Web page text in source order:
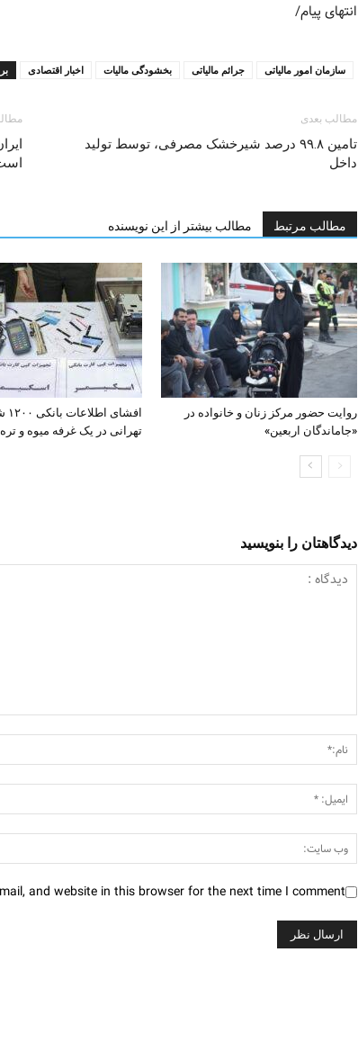
انتهای پیام/
اخبار اقتصادی بخشودگی مالیات جرائم مالیاتی سازمان امور مالیاتی
مطالب بعدی
تامین ۹۹.۸ درصد شیرخشک مصرفی، توسط تولید
داخل
مطالب مرتبط مطالب بیشتر از این نویسنده
تهرانی در یک غرفه میوه و
روایت حضور مرکز زنان و خانواده در
«جاماندگان اربعین»
دیدگاهتان را بنویسید
and website in this browser for the next time I comment.